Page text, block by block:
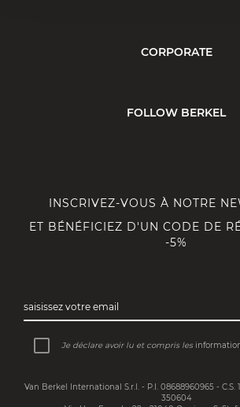
CORPORATE
FOLLOW BERKEL
INSCRIVEZ-VOUS À NOTRE
ET BÉNÉFICIEZ D'UN CODE DE
-5%
saisissez votre email
Je déclare avoir lu et compris les
Van Berkel International S.r.l. - P.I. 08688960965 - C.S.
350604